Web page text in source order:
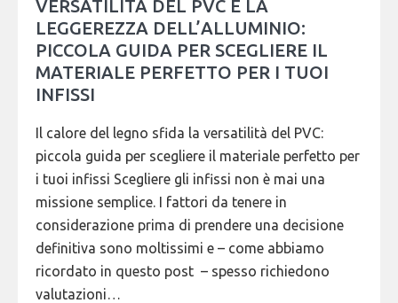
VERSATILITÀ DEL PVC E LA
LEGGEREZZA DELL’ALLUMINIO:
PICCOLA GUIDA PER SCEGLIERE IL
MATERIALE PERFETTO PER I TUOI
INFISSI
Il calore del legno sfida la versatilità del PVC:
piccola guida per scegliere il materiale perfetto per
i tuoi infissi Scegliere gli infissi non è mai una
missione semplice. I fattori da tenere in
considerazione prima di prendere una decisione
definitiva sono moltissimi e – come abbiamo
ricordato in questo post – spesso richiedono
valutazioni…